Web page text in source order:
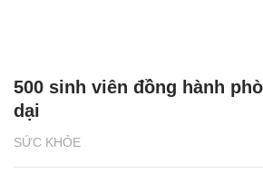
SỨC KHỎE
500 sinh viên đồng hành
dại